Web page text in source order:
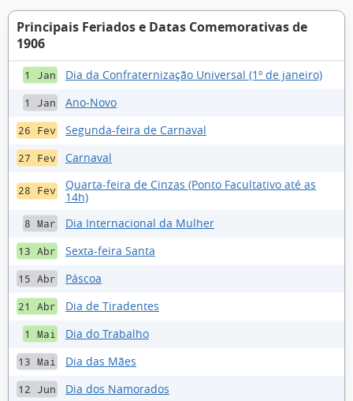
Principais Feriados e Datas Comemorativas de
1906
1 Jan Dia da Confraternização Universal (1º de janeiro)
1 Jan Ano-Novo
26 Fev Segunda-feira de Carnaval
27 Fev Carnaval
28 Fev
Quarta-feira de Cinzas (Ponto Facultativo até as
14h)
8 Mar Dia Internacional da Mulher
13 Abr Sexta-feira Santa
15 Abr Páscoa
21 Abr Dia de Tiradentes
1 Mai Dia do Trabalho
13 Mai Dia das Mães
12 Jun Dia dos Namorados